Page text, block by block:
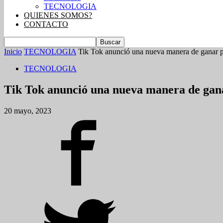
TECNOLOGIA
QUIENES SOMOS?
CONTACTO
Inicio TECNOLOGIA Tik Tok anunció una nueva manera de ganar
TECNOLOGIA
Tik Tok anunció una nueva manera de
20 mayo, 2023